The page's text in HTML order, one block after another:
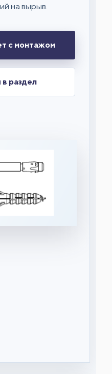
на вырыв.
с монтажом
в раздел